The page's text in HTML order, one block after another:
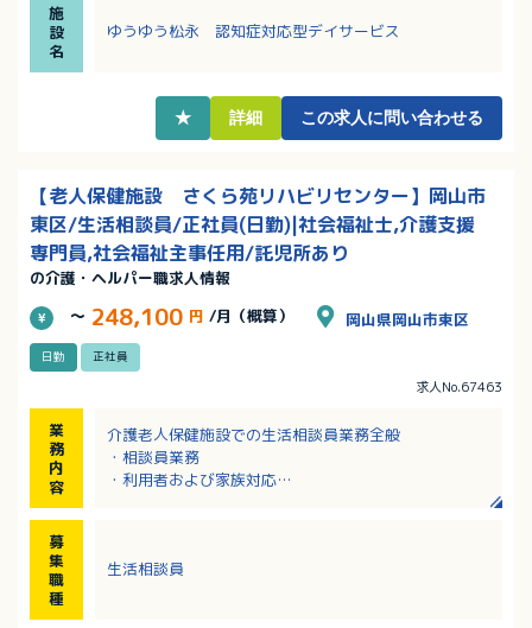
・資格取得支援制度あり！キャリアアップを応援して
います！
施
設
名
ゆうゆう松永 認知症対応型デイサービス
★ 詳細 この求人に問い合わせる
【老人保健施設 さくら苑リハビリセンター】岡山市
東区/生活相談員/正社員(日勤)|社会福祉士,介護支援
専門員,社会福祉主事任用/託児所あり
の介護・ヘルパー職求人情報
～ 248,100 円 /月（概算） 岡山県岡山市東区
日勤 正社員
求人No.67463
業
務
内
容
介護老人保健施設での生活相談員業務全般
・相談員業務
・利用者および家族対応
募
集
職
種
生活相談員